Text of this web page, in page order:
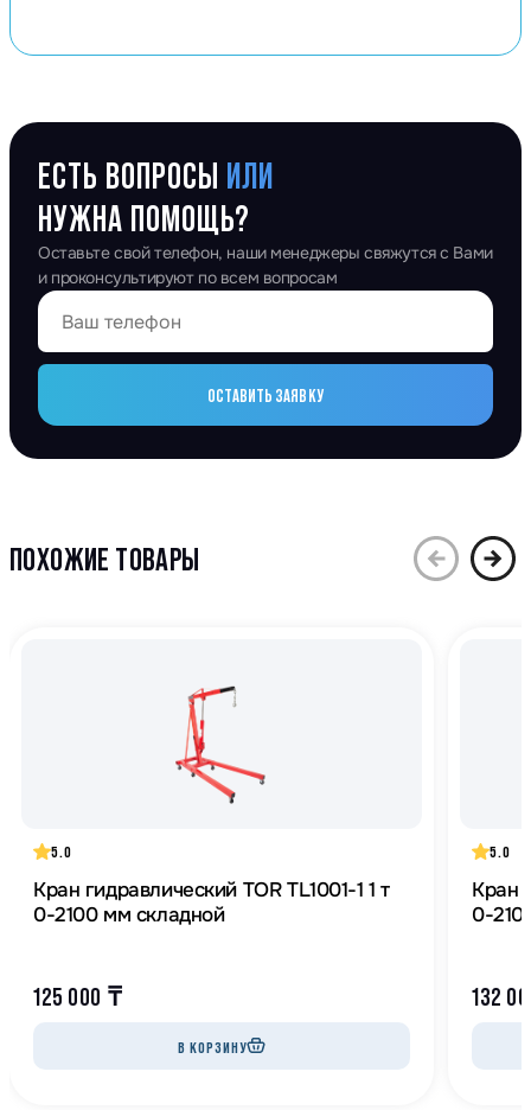
ЕСТЬ ВОПРОСЫ ИЛИ
НУЖНА ПОМОЩЬ?
Оставьте свой телефон, наши менеджеры свяжутся с Вами
и проконсультируют по всем вопросам
ОСТАВИТЬ ЗАЯВКУ
ПОХОЖИЕ ТОВАРЫ
5.0
Кран гидравлический TOR TL1001-1 1 т
0-2100 мм складной
125 000 ₸
В КОРЗИНУ
5.0
Кран
0-
132